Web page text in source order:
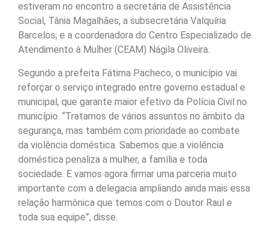
estiveram no encontro a secretária de Assistência
Social, Tânia Magalhães, a subsecretária Valquíria
Barcelos; e a coordenadora do Centro Especializado de
Atendimento à Mulher (CEAM) Nágila Oliveira.
Segundo a prefeita Fátima Pacheco, o município vai
reforçar o serviço integrado entre governo estadual e
municipal, que garante maior efetivo da Polícia Civil no
município. “Tratamos de vários assuntos no âmbito da
segurança, mas também com prioridade ao combate
da violência doméstica. Sabemos que a violência
doméstica penaliza a mulher, a família e toda
sociedade. E vamos agora firmar uma parceria muito
importante com a delegacia ampliando ainda mais essa
relação harmônica que temos com o Doutor Raul e
toda sua equipe”, disse.